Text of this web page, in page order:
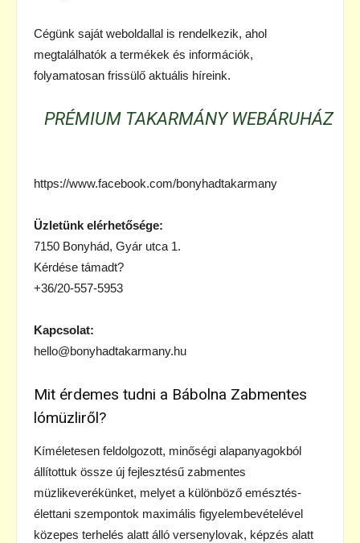
Cégünk saját weboldallal is rendelkezik, ahol
megtalálhatók a termékek és információk,
folyamatosan frissülő aktuális híreink.
PRÉMIUM TAKARMÁNY WEBÁRUHÁZ
https://www.facebook.com/bonyhadtakarmany
Üzletünk elérhetősége:
7150 Bonyhád, Gyár utca 1.
Kérdése támadt?
+36/20-557-5953
Kapcsolat:
hello@bonyhadtakarmany.hu
Mit érdemes tudni a Bábolna Zabmentes
lómüzliről?
Kíméletesen feldolgozott, minőségi alapanyagokból
állítottuk össze új fejlesztésű zabmentes
müzlikeverékünket, melyet a különböző emésztés-
élettani szempontok maximális figyelembevételével
közepes terhelés alatt álló versenylovak, képzés alatt